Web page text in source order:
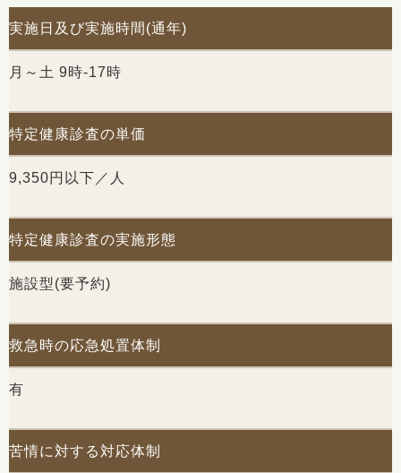
実施日及び実施時間(通年)
月～土 9時-17時
特定健康診査の単価
9,350円以下／人
特定健康診査の実施形態
施設型(要予約)
救急時の応急処置体制
有
苦情に対する対応体制